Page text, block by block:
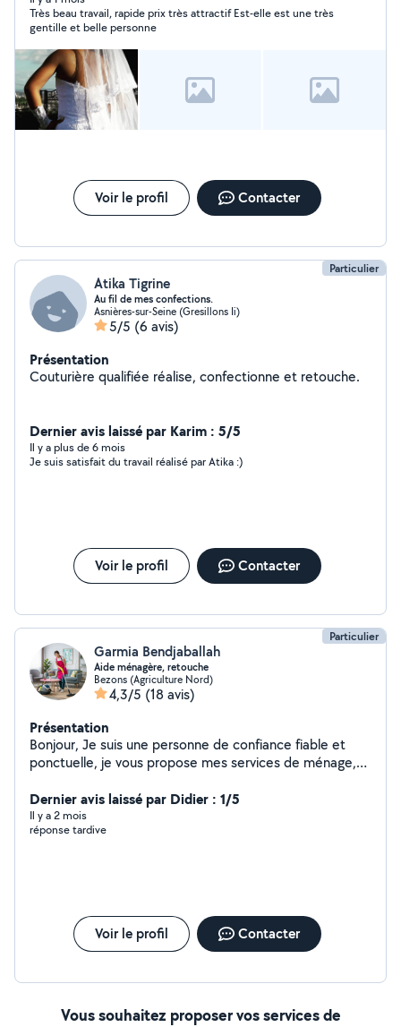
Repassage, Entretien de la maison N'hésitez pas à me
contacter en privé pour vos besoins
Très beau travail, rapide prix très attractif Est-elle est une très
gentille et belle personne
Voir le profil Contacter
Particulier
Atika Tigrine
Au fil de mes confections.
Asnières-sur-Seine (Gresillons Ii)
5/5 (6 avis)
Présentation
Couturière qualifiée réalise, confectionne et retouche.
Dernier avis laissé par Karim : 5/5
Il y a plus de 6 mois
Je suis satisfait du travail réalisé par Atika :)
Voir le profil Contacter
Particulier
Garmia Bendjaballah
Aide ménagère, retouche
Bezons (Agriculture Nord)
4,3/5 (18 avis)
Présentation
Bonjour, Je suis une personne de confiance fiable et
ponctuelle, je vous propose mes services de ménage,
Dernier avis laissé par Didier : 1/5
Il y a 2 mois
réponse tardive
Voir le profil Contacter
Vous souhaitez proposer vos services de